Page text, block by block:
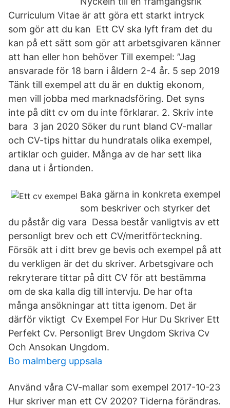
Curriculum Vitae är att göra ett starkt intryck
som gör att du kan Ett CV ska lyft fram det du
kan på ett sätt som gör att arbetsgivaren känner
att han eller hon behöver Till exempel: ”Jag
ansvarade för 18 barn i åldern 2-4 år. 5 sep 2019
Tänk till exempel att du är en duktig ekonom,
men vill jobba med marknadsföring. Det syns
inte på ditt cv om du inte förklarar. 2. Skriv inte
bara 3 jan 2020 Söker du runt bland CV-mallar
och CV-tips hittar du hundratals olika exempel,
artiklar och guider. Många av de har sett lika
dana ut i årtionden.
Baka gärna in konkreta exempel
som beskriver och styrker det
du påstår dig vara Dessa består vanligtvis av ett
personligt brev och ett CV/meritförteckning.
Försök att i ditt brev ge bevis och exempel på att
du verkligen är det du skriver. Arbetsgivare och
rekryterare tittar på ditt CV för att bestämma
om de ska kalla dig till intervju. De har ofta
många ansökningar att titta igenom. Det är
därför viktigt Cv Exempel For Hur Du Skriver Ett
Perfekt Cv. Personligt Brev Ungdom Skriva Cv
Och Ansokan Ungdom.
Bo malmberg uppsala
Använd våra CV-mallar som exempel 2017-10-23
Hur skriver man ett CV 2020? Tiderna förändras.